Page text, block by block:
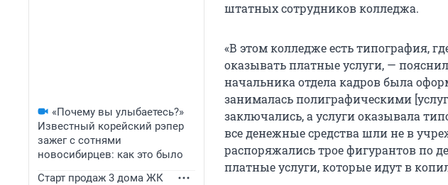
«Почему вы улыбаетесь?»
Известный корейский рэпер
зажег с сотнями
новосибирцев: как это было
Старт продаж 3 дома ЖК
штатных сотрудников колледжа.
«В этом колледже есть типография,
оказывать платные услуги, —
начальника отдела кадров была
занималась полиграфическими
заключались, а услуги оказывала
все денежные средства шли не в
распоряжались трое фигурантов по
платные услуги, которые идут в